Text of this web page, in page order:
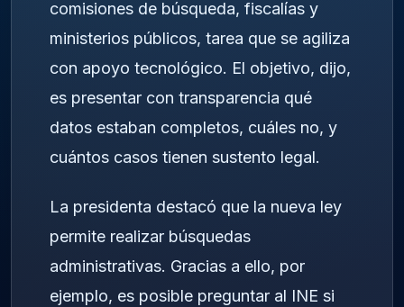
comisiones de búsqueda, fiscalías y
ministerios públicos, tarea que se agiliza
con apoyo tecnológico. El objetivo, dijo,
es presentar con transparencia qué
datos estaban completos, cuáles no, y
cuántos casos tienen sustento legal.
La presidenta destacó que la nueva ley
permite realizar búsquedas
administrativas. Gracias a ello, por
ejemplo, es posible preguntar al INE si